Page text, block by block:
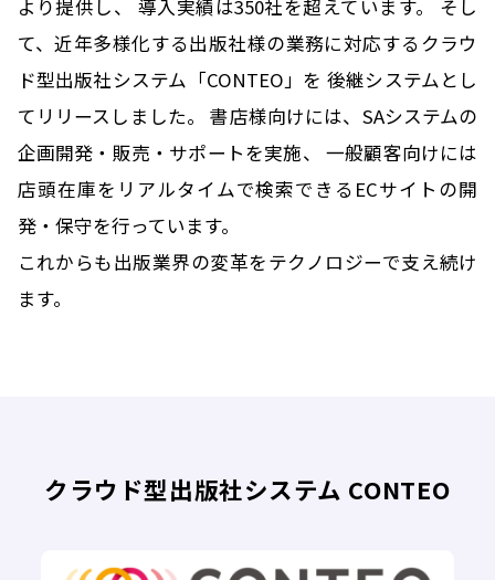
より提供し、 導入実績は350社を超えています。
そし
て、近年多様化する出版社様の業務に対応するクラウ
ド型出版社システム「CONTEO」を 後継システムとし
てリリースしました。
書店様向けには、SAシステムの
企画開発・販売・サポートを実施、
一般顧客向けには
店頭在庫をリアルタイムで検索できるECサイトの開
発・保守を行っています。
これからも出版業界の変革をテクノロジーで支え続け
ます。
クラウド型出版社システム CONTEO